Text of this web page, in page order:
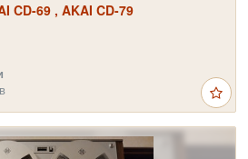
CD-69 , AKAI CD-79